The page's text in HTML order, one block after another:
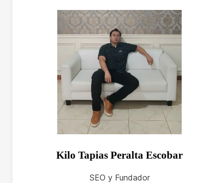
Kilo Tapias Peralta Escobar
SEO y Fundador